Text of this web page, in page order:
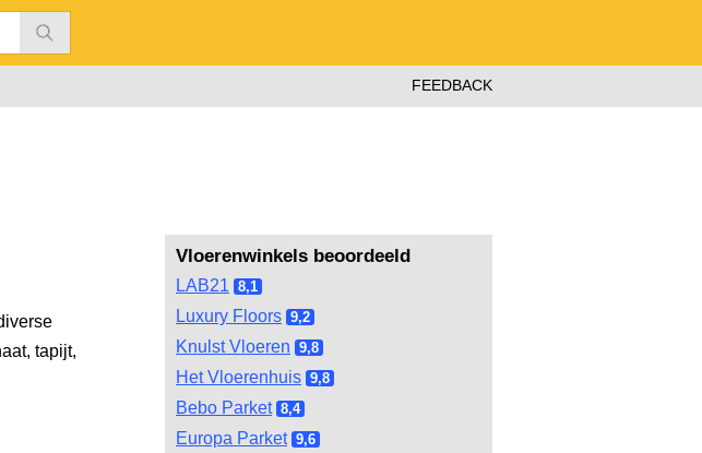
FEEDBACK
Vloerenwinkels beoordeeld
LAB21 8,1
Luxury Floors 9,2
Knulst Vloeren 9,8
Het Vloerenhuis 9,8
Bebo Parket 8,4
Europa Parket 9,6
tapijt,